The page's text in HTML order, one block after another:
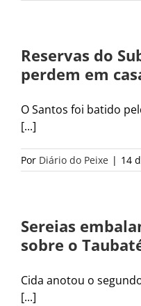
Reservas do
perdem em
O Santos foi batido
[...]
Por Diário do Peixe | 14
Sereias
sobre o
Cida anotou o
[...]